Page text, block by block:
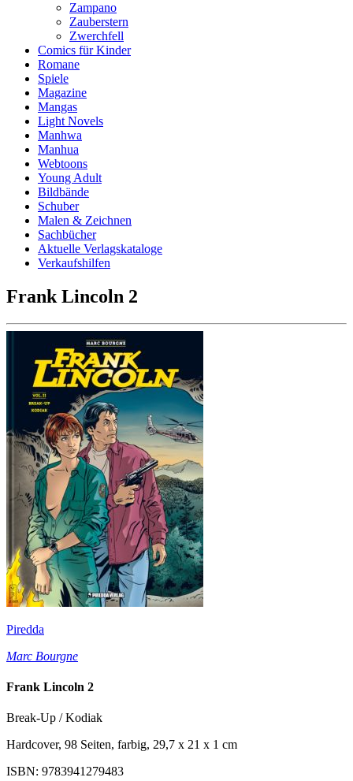
Zampano
Zauberstern
Zwerchfell
Comics für Kinder
Romane
Spiele
Magazine
Mangas
Light Novels
Manhwa
Manhua
Webtoons
Young Adult
Bildbände
Schuber
Malen & Zeichnen
Sachbücher
Aktuelle Verlagskataloge
Verkaufshilfen
Frank Lincoln 2
Piredda
Marc Bourgne
Frank Lincoln 2
Break-Up / Kodiak
Hardcover, 98 Seiten, farbig, 29,7 x 21 x 1 cm
ISBN: 9783941279483